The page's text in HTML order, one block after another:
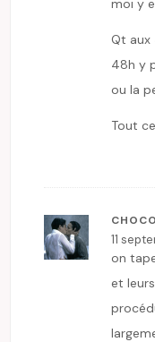
moi y
Qt aux
48h y
ou la
Tout
11
on
et